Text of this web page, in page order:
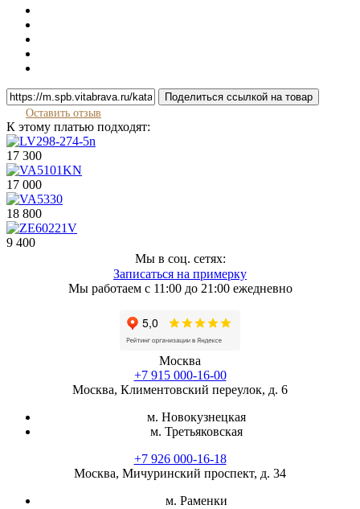
Поделиться ссылкой на товар
Оставить отзыв
К этому платью подходят:
17 300
17 000
18 800
9 400
Мы в соц. сетях:
Записаться на примерку
Мы работаем с 11:00 до 21:00 ежедневно
Москва
+7 915 000-16-00
Москва, Климентовский переулок, д. 6
м. Новокузнецкая
м. Третьяковская
+7 926 000-16-18
Москва, Мичуринский проспект, д. 34
м. Раменки